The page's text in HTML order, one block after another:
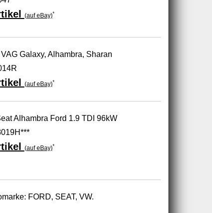
(auf eBay)*
Galaxy, Alhambra, Sharan
(auf eBay)*
Alhambra Ford 1.9 TDI 96kW
(auf eBay)*
FORD, SEAT, VW.